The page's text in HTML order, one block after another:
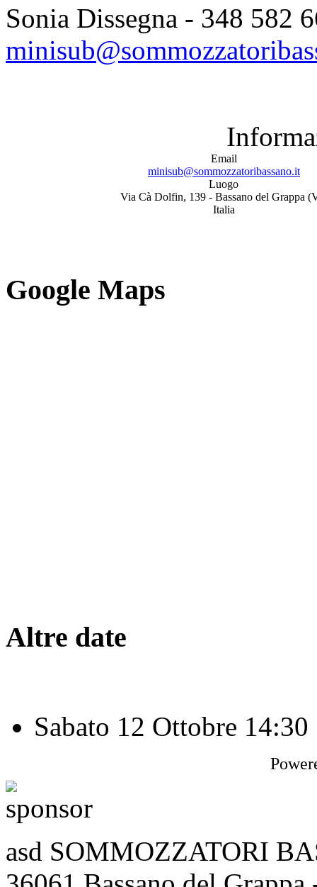
Sonia Dissegna - 348 582
Email
minisub@sommozzatoribassano.it
Luogo
Via Cà Dolfin, 139 - Bassano del Grappa
Italia
Google Maps
Altre date
Sabato 12 Ottobre 14:30
asd SOMMOZZATORI